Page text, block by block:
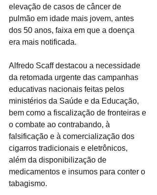
elevação de casos de câncer de
pulmão em idade mais jovem, antes
dos 50 anos, faixa em que a doença
era mais notificada.
Alfredo Scaff destacou a necessidade
da retomada urgente das campanhas
educativas nacionais feitas pelos
ministérios da Saúde e da Educação,
bem como a fiscalização de fronteiras e
o combate ao contrabando, à
falsificação e à comercialização dos
cigarros tradicionais e eletrônicos,
além da disponibilização de
medicamentos e insumos para conter o
tabagismo.